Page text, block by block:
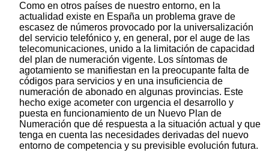
Como en otros países de nuestro entorno, en la
actualidad existe en España un problema grave de
escasez de números provocado por la universalización
del servicio telefónico y, en general, por el auge de las
telecomunicaciones, unido a la limitación de capacidad
del plan de numeración vigente. Los síntomas de
agotamiento se manifiestan en la preocupante falta de
códigos para servicios y en una insuficiencia de
numeración de abonado en algunas provincias. Este
hecho exige acometer con urgencia el desarrollo y
puesta en funcionamiento de un Nuevo Plan de
Numeración que dé respuesta a la situación actual y que
tenga en cuenta las necesidades derivadas del nuevo
entorno de competencia y su previsible evolución futura.